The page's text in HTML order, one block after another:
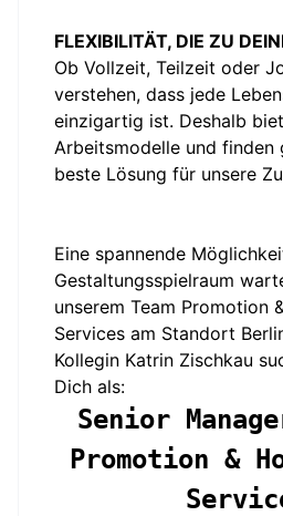
FLEXIBILITÄT, DIE ZU
Ob Vollzeit, Teilzeit oder
verstehen, dass jede
einzigartig ist. Deshalb
Arbeitsmodelle und finden
beste Lösung für unsere
Eine spannende
Gestaltungsspielraum
unserem Team Promotion
Services am Standort
Kollegin Katrin Zischkau
Dich als:
Senior
Promotion &